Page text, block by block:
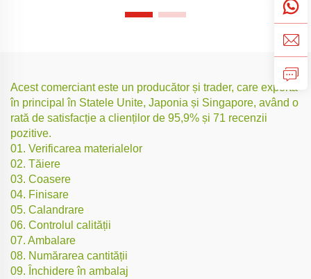
Acest comerciant este un producător și trader, care exportă
în principal în Statele Unite, Japonia și Singapore, având o
rată de satisfacție a clienților de 95,9% și 71 recenzii
pozitive.
01. Verificarea materialelor
02. Tăiere
03. Coasere
04. Finisare
05. Calandrare
06. Controlul calității
07. Ambalare
08. Numărarea cantității
09. Închidere în ambalaj